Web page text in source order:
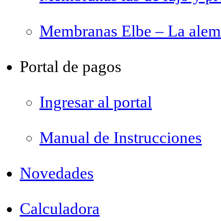
Membranas Elbe – La
Portal de pagos
Ingresar al portal
Manual de Instrucciones
Novedades
Calculadora